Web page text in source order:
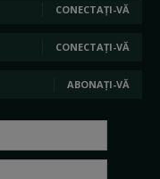
CONECTAȚI-VĂ
CONECTAȚI-VĂ
ABONAȚI-VĂ